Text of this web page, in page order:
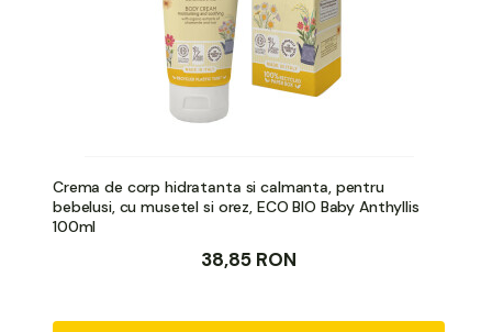
Crema de corp hidratanta si calmanta, pentru
bebelusi, cu musetel si orez, ECO BIO Baby Anthyllis
100ml
38,85 RON